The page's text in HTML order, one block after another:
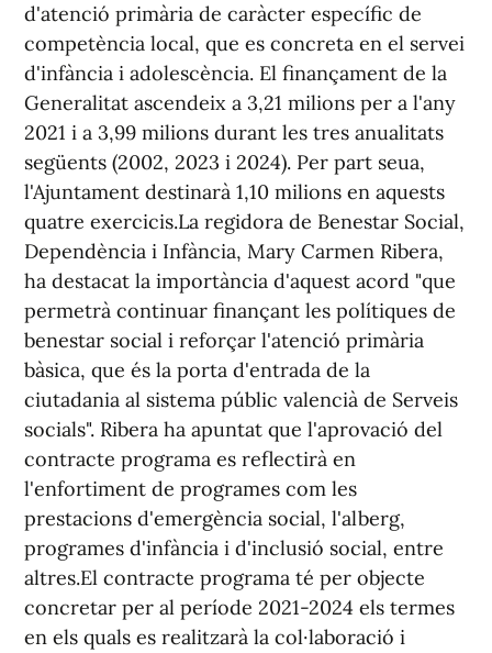
d'atenció primària de caràcter específic de
competència local, que es concreta en el servei
d'infància i adolescència. El finançament de la
Generalitat ascendeix a 3,21 milions per a l'any
2021 i a 3,99 milions durant les tres anualitats
següents (2002, 2023 i 2024). Per part seua,
l'Ajuntament destinarà 1,10 milions en aquests
quatre exercicis.La regidora de Benestar Social,
Dependència i Infància, Mary Carmen Ribera,
ha destacat la importància d'aquest acord "que
permetrà continuar finançant les polítiques de
benestar social i reforçar l'atenció primària
bàsica, que és la porta d'entrada de la
ciutadania al sistema públic valencià de Serveis
socials". Ribera ha apuntat que l'aprovació del
contracte programa es reflectirà en
l'enfortiment de programes com les
prestacions d'emergència social, l'alberg,
programes d'infància i d'inclusió social, entre
altres.El contracte programa té per objecte
concretar per al període 2021-2024 els termes
en els quals es realitzarà la col·laboració i